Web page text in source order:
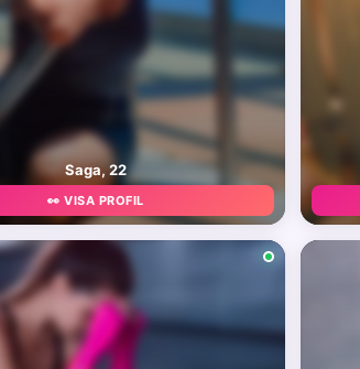
Saga, 22
👀 VISA PROFIL